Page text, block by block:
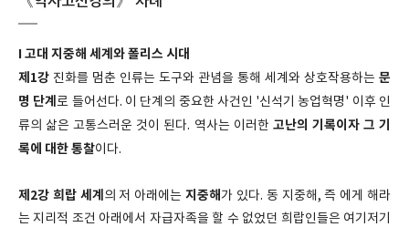
I 고대 지중해 세계와 폴리스 시대
제1강 진화를 멈춘 인류는 도구와 관념을 통해 세계와 상호작용하는 문
명 단계로 들어선다. 이 단계의 중요한 사건인 '신석기 농업혁명' 이후 인
류의 삶은 고통스러운 것이 된다. 역사는 이러한 고난의 기록이자 그 기
록에 대한 통찰이다.
제2강 희랍 세계 의 저 아래에는 지중해가 있다. 동 지중해, 즉 에게 해라
는 지리적 조건 아래에서 자급자족을 할 수 없었던 희랍인들은 여기저기